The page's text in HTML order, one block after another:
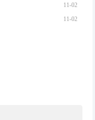
11-02
11-02